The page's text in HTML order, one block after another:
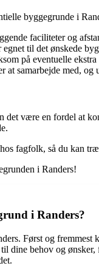
byggegrunde i
faciliteter og
til det ønskede
på eventuelle
samarbejde med, og
være en fordel at
fagfolk, så du kan
i Randers!
i Randers?
Først og
dine behov og